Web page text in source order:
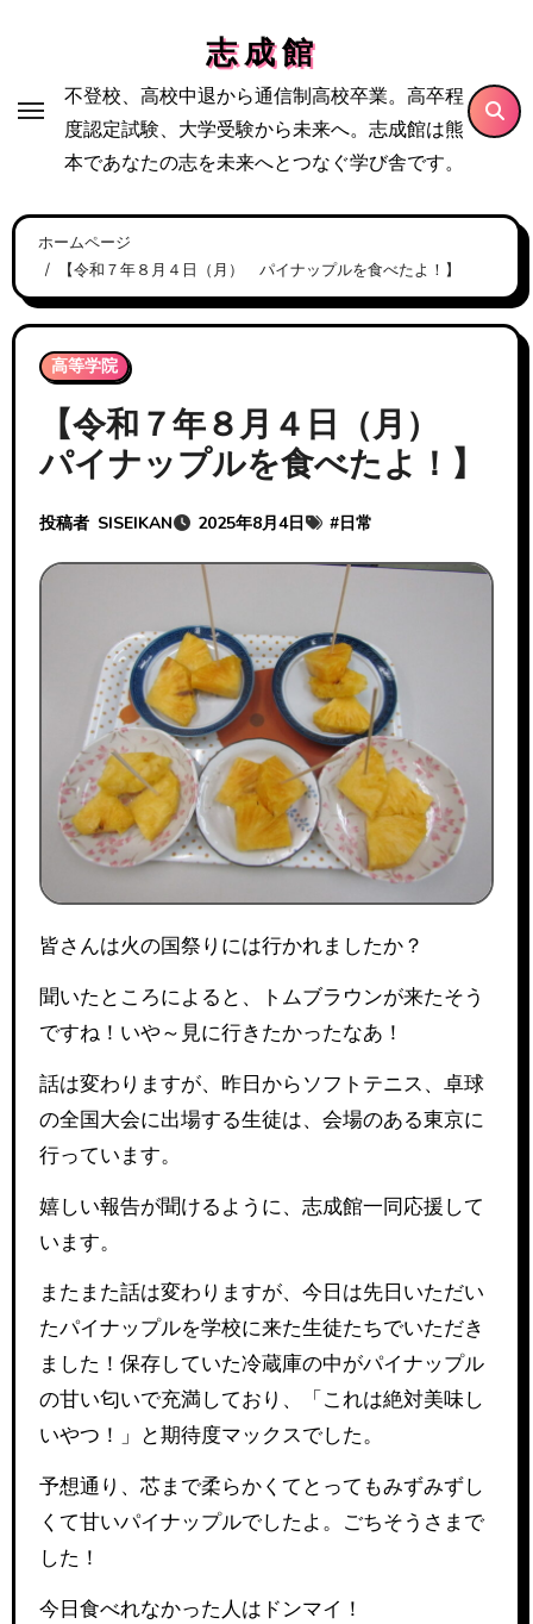
プ
志 成 館
不登校、高校中退から通信制高校卒業。高卒程
度認定試験、大学受験から未来へ。志成館は熊
本であなたの志を未来へとつなぐ学び舎です。
ホームページ
【令和７年８月４日（月） パイナップルを食べたよ！】
高等学院
【令和７年８月４日（月）
パイナップルを食べたよ！】
投稿者 SISEIKAN 2025年8月4日 #日常
皆さんは火の国祭りには行かれましたか？
聞いたところによると、トムブラウンが来たそう
ですね！いや～見に行きたかったなあ！
話は変わりますが、昨日からソフトテニス、卓球
の全国大会に出場する生徒は、会場のある東京に
行っています。
嬉しい報告が聞けるように、志成館一同応援して
います。
またまた話は変わりますが、今日は先日いただい
たパイナップルを学校に来た生徒たちでいただき
ました！保存していた冷蔵庫の中がパイナップル
の甘い匂いで充満しており、「これは絶対美味し
いやつ！」と期待度マックスでした。
予想通り、芯まで柔らかくてとってもみずみずし
くて甘いパイナップルでしたよ。ごちそうさまで
した！
今日食べれなかった人はドンマイ！